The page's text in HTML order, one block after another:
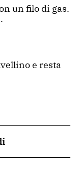
un filo di gas.
e resta